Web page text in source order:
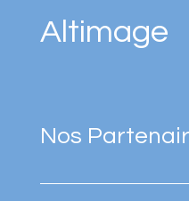
Altimage
Nos